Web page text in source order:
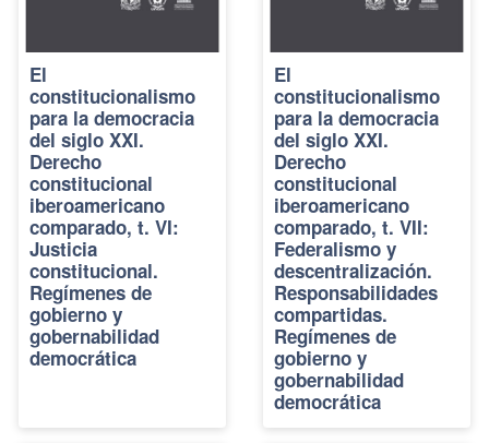
El
constitucionalismo
para la democracia
del siglo XXI.
Derecho
constitucional
iberoamericano
comparado, t. VI:
Justicia
constitucional.
Regímenes de
gobierno y
gobernabilidad
democrática
El
constitucionalismo
para la democracia
del siglo XXI.
Derecho
constitucional
iberoamericano
comparado, t. VII:
Federalismo y
descentralización.
Responsabilidades
compartidas.
Regímenes de
gobierno y
gobernabilidad
democrática